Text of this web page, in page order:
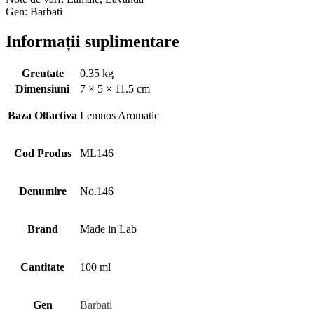
Gen: Barbati
Informații suplimentare
Greutate
0.35 kg
Dimensiuni
7 × 5 × 11.5 cm
Baza Olfactiva Lemnos Aromatic
Cod Produs ML146
Denumire No.146
Brand Made in Lab
Cantitate 100 ml
Gen Barbati